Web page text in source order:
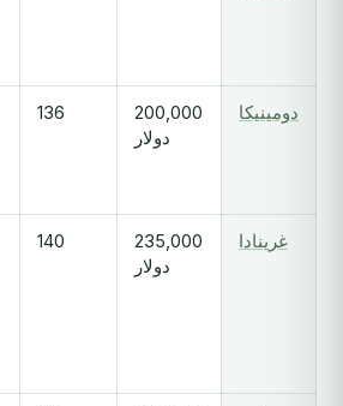
دومينيكا
200,000
دولار
136
غرينادا
235,000
دولار
140